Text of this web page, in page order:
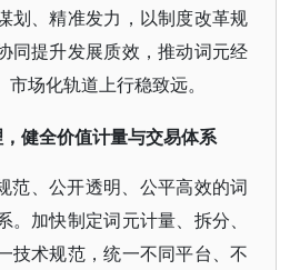
划、精准发力，以制度改革规
同提升发展质效，推动词元经
场化轨道上行稳致远。
健全价值计量与交易体系
范、公开透明、公平高效的词
。加快制定词元计量、拆分、
技术规范，统一不同平台、不